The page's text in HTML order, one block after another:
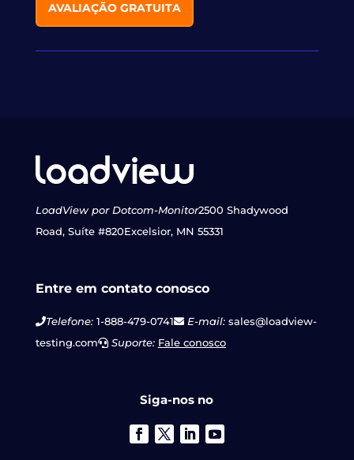
AVALIAÇÃO GRATUITA
LoadView por Dotcom-Monitor2500 Shadywood
Road, Suíte #820Excelsior, MN 55331
Entre em contato conosco
Telefone:1-888-479-0741 E-mail:sales@loadview-
testing.com
Suporte: Fale conosco
Siga-nos no